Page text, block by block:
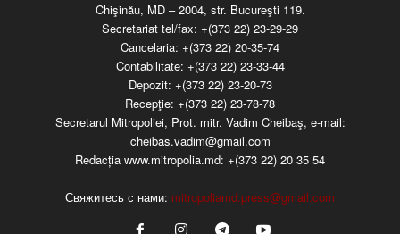
Chişinău, MD – 2004, str. Bucureşti 119.
Secretariat tel/fax: +(373 22) 23-29-29
Cancelaria: +(373 22) 20-35-74
Contabilitate: +(373 22) 23-33-44
Depozit: +(373 22) 23-20-73
Recepţie: +(373 22) 23-78-78
Secretarul Mitropoliei, Prot. mitr. Vadim Cheibaş, e-mail:
cheibas.vadim@gmail.com
Redacția www.mitropolia.md: +(373 22) 20 35 54
Свяжитесь с нами: mitropoliamd.press@gmail.com